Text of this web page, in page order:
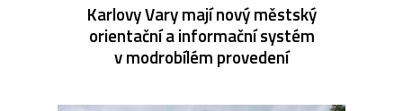
Karlovy Vary mají nový městský
orientační a informační systém
v modrobílém provedení